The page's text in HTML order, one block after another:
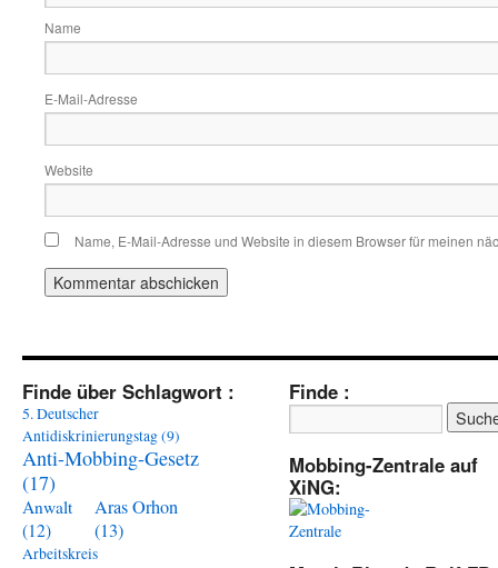
Name
E-Mail-Adresse
Website
Name, E-Mail-Adresse und Website in diesem Browser für meinen
Finde über Schlagwort :
5. Deutscher
Antidiskrinierungstag(9)
Anti-Mobbing-Gesetz
(17)
Anwalt
(12)
Aras Orhon
(13)
Arbeitskreis
Finde :
Mobbing-Zentrale auf
XiNG: